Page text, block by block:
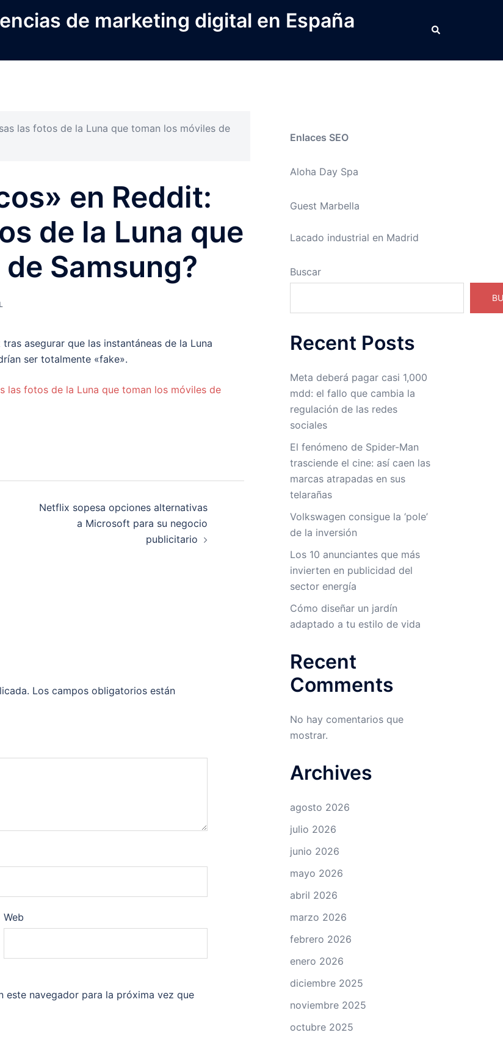
de marketing digital en España Buscar
las fotos de la Luna que toman los móviles de
en Reddit:
de la Luna que
Samsung?
asegurar que las instantáneas de la Luna
ser totalmente «fake».
las fotos de la Luna que toman los móviles de
Netflix sopesa opciones alternativas
a Microsoft para su negocio
publicitario
Los campos obligatorios están
Web
este navegador para la próxima vez que
Enlaces SEO
Aloha Day Spa
Guest Marbella
Lacado industrial en Madrid
Buscar
Recent Posts
Meta deberá pagar casi 1,000
mdd: el fallo que cambia la
regulación de las redes
sociales
El fenómeno de Spider-Man
trasciende el cine: así caen las
marcas atrapadas en sus
telarañas
Volkswagen consigue la ‘pole’
de la inversión
Los 10 anunciantes que más
invierten en publicidad del
sector energía
Cómo diseñar un jardín
adaptado a tu estilo de vida
Recent
Comments
No hay comentarios que
mostrar.
Archives
agosto 2026
julio 2026
junio 2026
mayo 2026
abril 2026
marzo 2026
febrero 2026
enero 2026
diciembre 2025
noviembre 2025
octubre 2025